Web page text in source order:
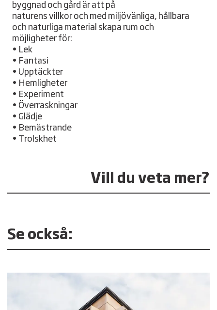
byggnad och gård är att på
naturens villkor och med miljövänliga, hållbara
och naturliga material skapa rum och
möjligheter för:
• Lek
• Fantasi
• Upptäckter
• Hemligheter
• Experiment
• Överraskningar
• Glädje
• Bemästrande
• Trolskhet
Vill du veta mer?
Se också: